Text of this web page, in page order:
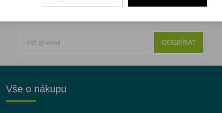
Registrujte se k odběru newsletteru a už Vám
ODEBÍRAT
Vše o nákupu